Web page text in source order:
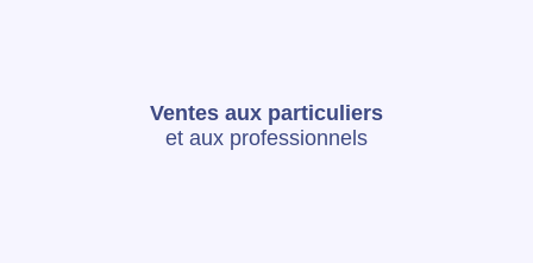
Ventes aux particuliers
et aux professionnels